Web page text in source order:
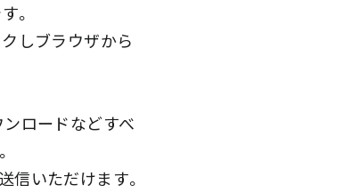
。
しブラウザから
ンロードなどすべ
信いただけます。